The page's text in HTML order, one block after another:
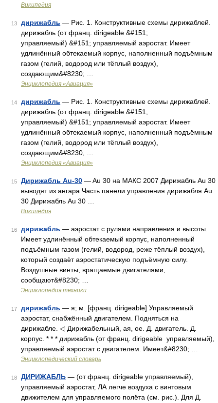
Википедия
13 дирижабль — Рис. 1. Конструктивные схемы дирижаблей.
дирижабль (от франц. dirigeable &#151;
управляемый) &#151; управляемый аэростат. Имеет
удлинённый обтекаемый корпус, наполненный подъёмным
газом (гелий, водород или тёплый воздух),
создающим&#8230; …
Энциклопедия «Авиация»
14 дирижабль — Рис. 1. Конструктивные схемы дирижаблей.
дирижабль (от франц. dirigeable &#151;
управляемый) &#151; управляемый аэростат. Имеет
удлинённый обтекаемый корпус, наполненный подъёмным
газом (гелий, водород или тёплый воздух),
создающим&#8230; …
Энциклопедия «Авиация»
15 Дирижабль Au-30 — Au 30 на МАКС 2007 Дирижабль Au 30
выводят из ангара Часть панели управления дирижабля Au
30 Дирижабль Au 30 …
Википедия
16 дирижабль — аэростат с рулями направления и высоты.
Имеет удлинённый обтекаемый корпус, наполненный
подъёмным газом (гелий, водород, реже тёплый воздух),
который создаёт аэростатическую подъёмную силу.
Воздушные винты, вращаемые двигателями,
сообщают&#8230; …
Энциклопедия техники
17 дирижабль — я; м. [франц. dirigeable] Управляемый
аэростат, снабжённый двигателем. Подняться на
дирижабле. ◁ Дирижабельный, ая, ое. Д. двигатель. Д.
корпус. * * * дирижабль (от франц. dirigeable управляемый),
управляемый аэростат с двигателем. Имеет&#8230; …
Энциклопедический словарь
18 ДИРИЖАБЛЬ — (от франц. dirigeable управляемый),
управляемый аэростат, ЛА легче воздуха с винтовым
движителем для управляемого полёта (см. рис.). Для Д.